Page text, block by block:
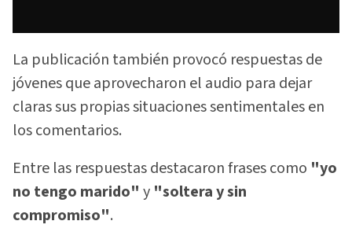
La publicación también provocó respuestas de
jóvenes que aprovecharon el audio para dejar
claras sus propias situaciones sentimentales en
los comentarios.
Entre las respuestas destacaron frases como "yo
no tengo marido" y "soltera y sin
compromiso".